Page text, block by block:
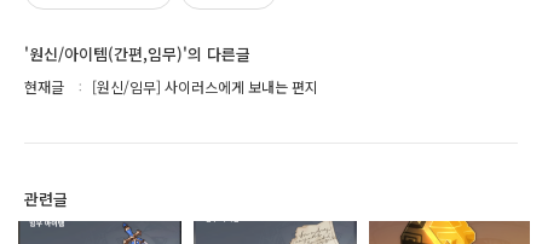
'원신/아이템(간편,임무)'의 다른글
현재글 [원신/임무] 사이러스에게 보내는 편지
관련글